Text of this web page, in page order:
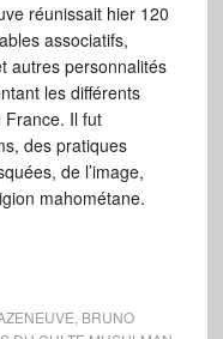
réunissait hier 120
associatifs,
autres personnalités
les différents
France. Il fut
des pratiques
de l’image,
mahométane.
BRUNO